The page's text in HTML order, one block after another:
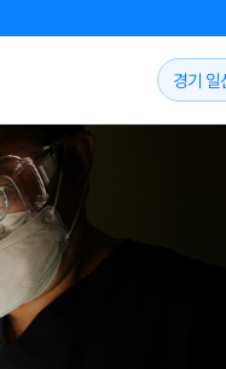
경기 일